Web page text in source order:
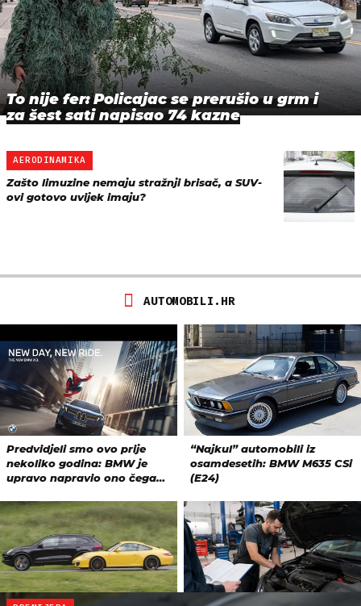
To nije fer: Policajac se prerušio u grm i
za šest sati napisao 74 kazne
AERODINAMIKA
Zašto limuzine nemaju stražnji brisač, a SUV-
ovi gotovo uvijek imaju?